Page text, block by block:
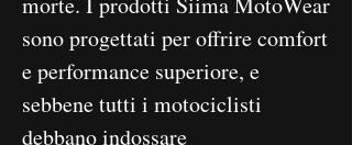
sono progettati per offrire comfort
e performance superiore, e
sebbene tutti i motociclisti
debbano indossare